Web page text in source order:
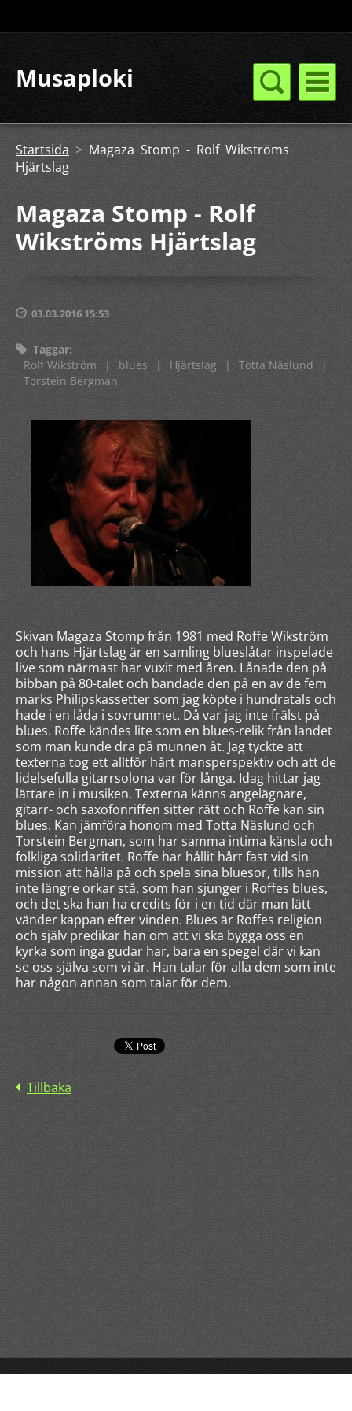
Musaploki
Startsida > Magaza Stomp - Rolf Wikströms
Hjärtslag
Magaza Stomp - Rolf
Wikströms Hjärtslag
03.03.2016 15:53
Taggar:
Rolf Wikström
| blues | Hjärtslag | Totta Näslund
|
Torstein Bergman
Skivan Magaza Stomp från 1981 med Roffe Wikström
och hans Hjärtslag är en samling blueslåtar inspelade
live som närmast har vuxit med åren. Lånade den på
bibban på 80-talet och bandade den på en av de fem
marks Philipskassetter som jag köpte i hundratals och
hade i en låda i sovrummet. Då var jag inte frälst på
blues. Roffe kändes lite som en blues-relik från landet
som man kunde dra på munnen åt. Jag tyckte att
texterna tog ett alltför hårt mansperspektiv och att de
lidelsefulla gitarrsolona var för långa. Idag hittar jag
lättare in i musiken. Texterna känns angelägnare,
gitarr- och saxofonriffen sitter rätt och Roffe kan sin
blues. Kan jämföra honom med Totta Näslund och
Torstein Bergman, som har samma intima känsla och
folkliga solidaritet. Roffe har hållit hårt fast vid sin
mission att hålla på och spela sina bluesor, tills han
inte längre orkar stå, som han sjunger i Roffes blues,
och det ska han ha credits för i en tid där man lätt
vänder kappan efter vinden. Blues är Roffes religion
och själv predikar han om att vi ska bygga oss en
kyrka som inga gudar har, bara en spegel där vi kan
se oss själva som vi är. Han talar för alla dem som inte
har någon annan som talar för dem.
Tillbaka